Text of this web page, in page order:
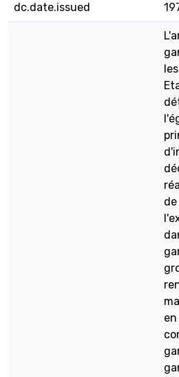
dc.date.issued